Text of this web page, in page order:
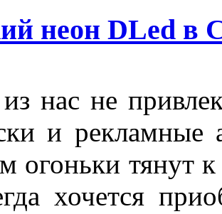
неон DLed в
нас не
и рекламные
огоньки тянут
хочется